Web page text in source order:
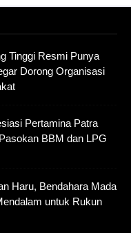
Tinggi Resmi Punya
Dorong Organisasi
Pertamina Patra
BBM dan LPG
Haru, Bendahara Mada
untuk Rukun